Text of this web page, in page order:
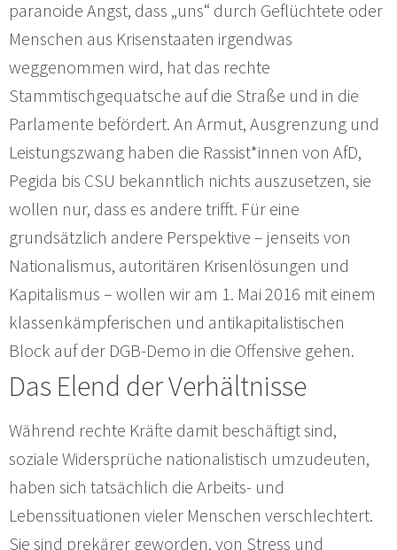
paranoide Angst, dass „uns“ durch Geflüchtete oder
Menschen aus Krisenstaaten irgendwas
weggenommen wird, hat das rechte
Stammtischgequatsche auf die Straße und in die
Parlamente befördert. An Armut, Ausgrenzung und
Leistungszwang haben die Rassist*innen von AfD,
Pegida bis CSU bekanntlich nichts auszusetzen, sie
wollen nur, dass es andere trifft. Für eine
grundsätzlich andere Perspektive – jenseits von
Nationalismus, autoritären Krisenlösungen und
Kapitalismus – wollen wir am 1. Mai 2016 mit einem
klassenkämpferischen und antikapitalistischen
Block auf der DGB-Demo in die Offensive gehen.
Das Elend der Verhältnisse
Während rechte Kräfte damit beschäftigt sind,
soziale Widersprüche nationalistisch umzudeuten,
haben sich tatsächlich die Arbeits- und
Lebenssituationen vieler Menschen verschlechtert.
Sie sind prekärer geworden, von Stress und